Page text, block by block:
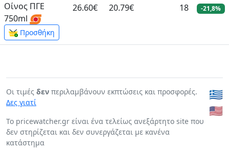
Οίνος ΠΓΕ
750ml
Προσθήκη
26.60€ 20.79€ 18 -21,8%
Οι τιμές δεν περιλαμβάνουν εκπτώσεις και προσφορές.
Δες γιατί
To pricewatcher.gr είναι ένα τελείως ανεξάρτητο site που
δεν στηρίζεται και δεν συνεργάζεται με κανένα
κατάστημα
🇬🇷
🇺🇸